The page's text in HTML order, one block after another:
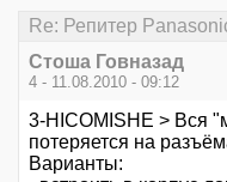
Re: Репитер
Стоша Говназад
4 - 11.08.2010 - 09:12
3-HICOMISHE > Вся
потеряется на
Варианты: